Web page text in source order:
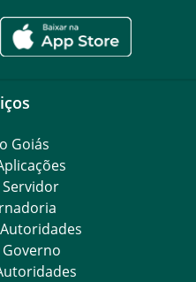
Goiás
Governo